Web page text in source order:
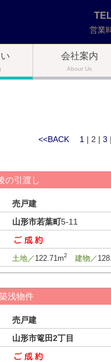
営業
会社案内
About Us
<<BACK
1 | 2 | 3 |
の引渡し
売戸建
山形市若葉町5-11
-万円
土地／ 122.71m2 建物／
浅物件
売戸建
山形市篭田2丁目
-万円